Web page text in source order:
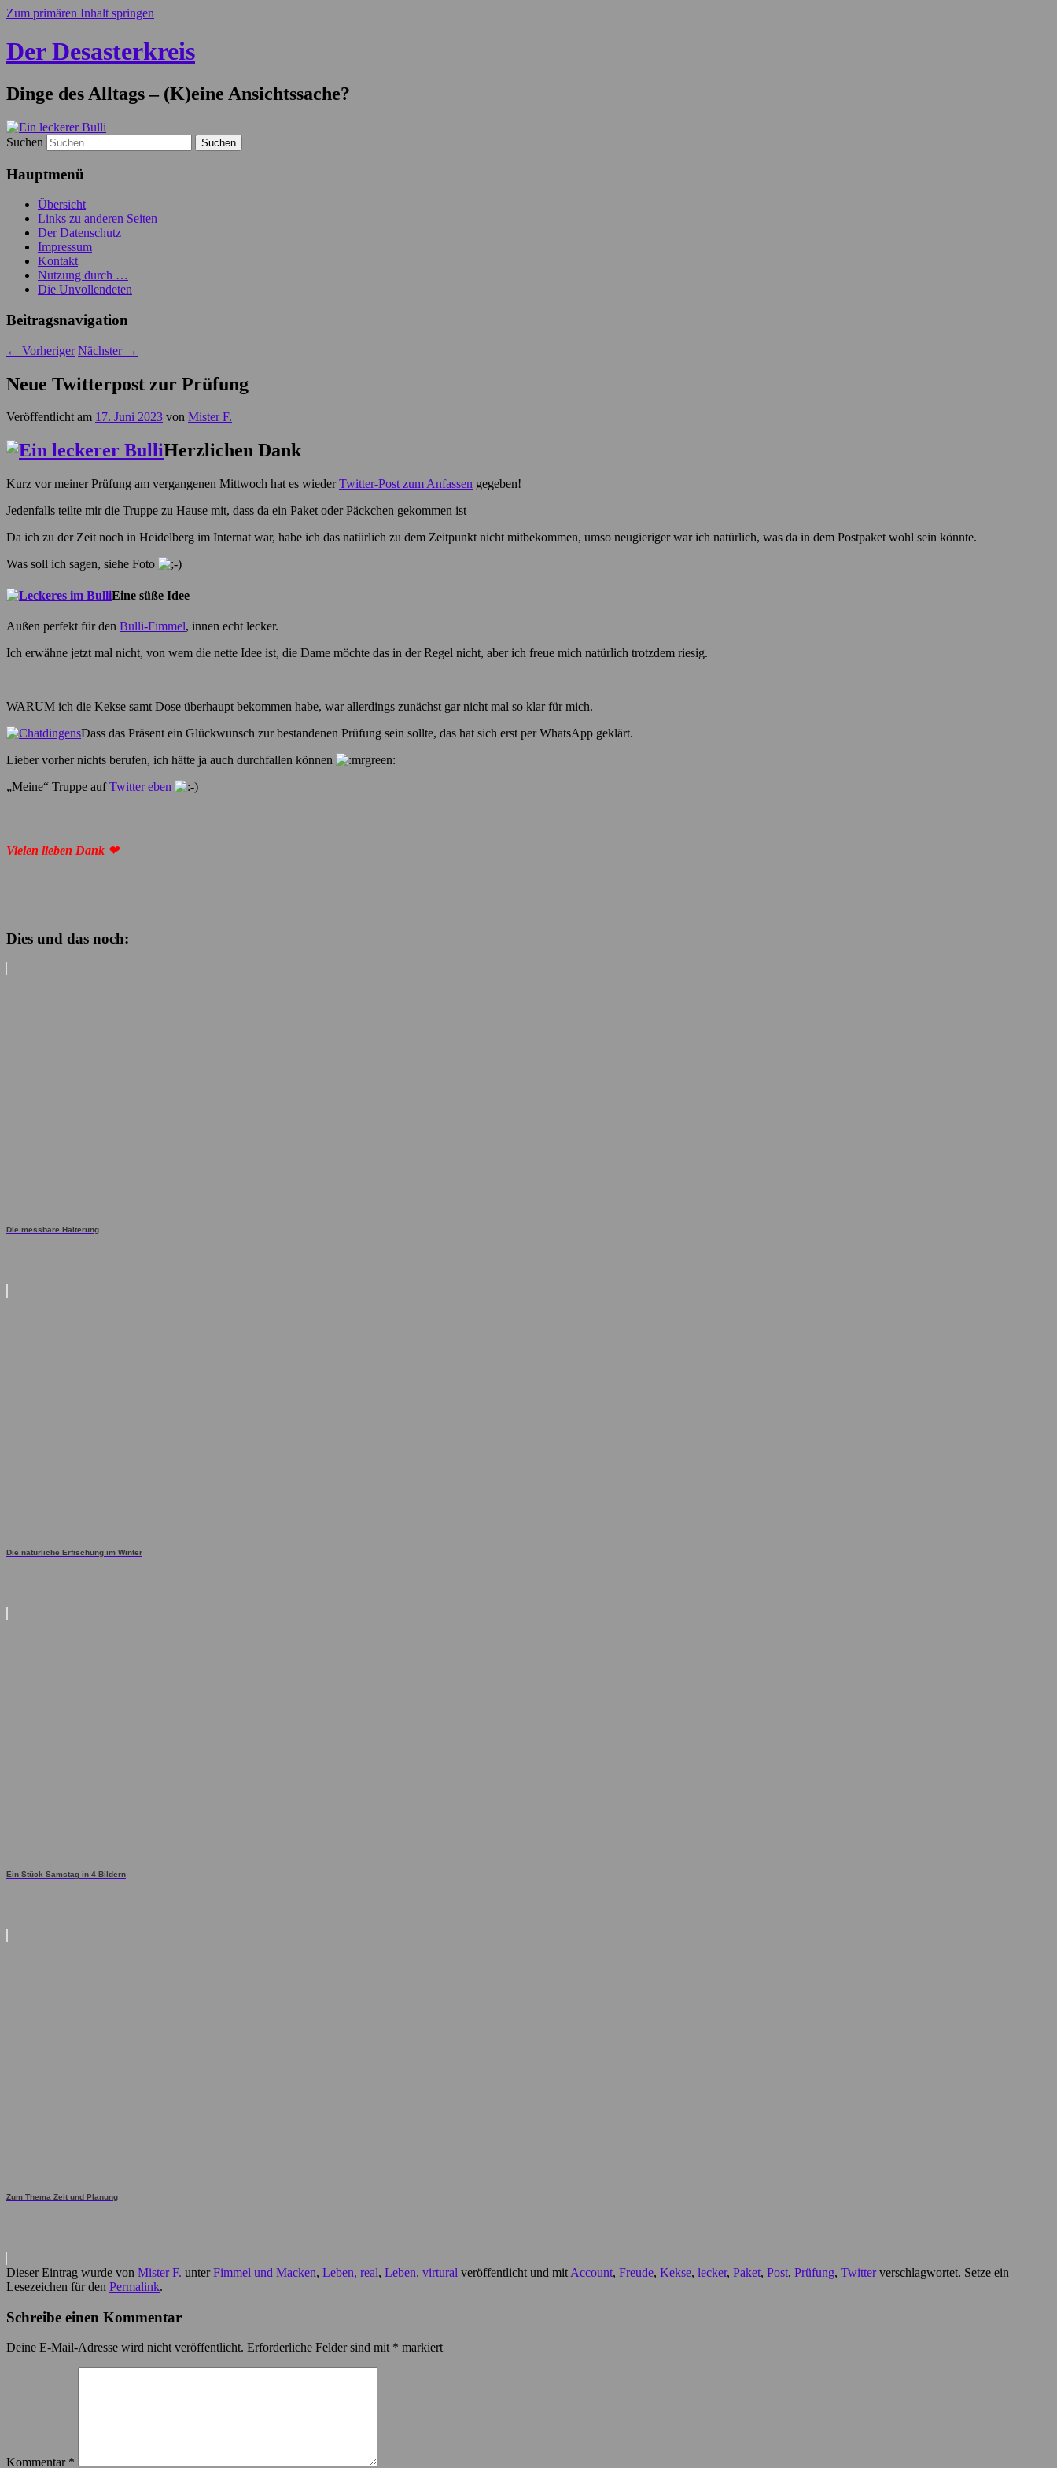
Zum primären Inhalt springen
Der Desasterkreis
Dinge des Alltags – (K)eine Ansichtssache?
Suchen
Hauptmenü
Übersicht
Links zu anderen Seiten
Der Datenschutz
Impressum
Kontakt
Nutzung durch …
Die Unvollendeten
Beitragsnavigation
← Vorheriger Nächster →
Neue Twitterpost zur Prüfung
Veröffentlicht am 17. Juni 2023 von Mister F.
Herzlichen Dank
Kurz vor meiner Prüfung am vergangenen Mittwoch hat es wiederTwitter-Post zum Anfassen gegeben!
Jedenfalls teilte mir die Truppe zu Hause mit, dass da ein Paket oder Päckchen gekommen ist
Da ich zu der Zeit noch in Heidelberg im Internat war, habe ich das natürlich zu dem Zeitpunkt nicht mitbekommen, umso neugieriger war ich natürlich, was da in dem Postpaket wohl sein könnte.
Was soll ich sagen, siehe Foto
Eine süße Idee
Außen perfekt für den Bulli-Fimmel, innen echt lecker.
Ich erwähne jetzt mal nicht, von wem die nette Idee ist, die Dame möchte das in der Regel nicht, aber ich freue mich natürlich trotzdem riesig.
WARUM ich die Kekse samt Dose überhaupt bekommen habe, war allerdings zunächst gar nicht mal so klar für mich.
Dass das Präsent ein Glückwunsch zur bestandenen Prüfung sein sollte, das hat sich erst per WhatsApp geklärt.
Lieber vorher nichts berufen, ich hätte ja auch durchfallen können
„Meine“ Truppe aufTwitter eben
Vielen lieben Dank ❤
Dies und das noch:
Die messbare Halterung
Die natürliche Erfischung im Winter
Ein Stück Samstag in 4 Bildern
Zum Thema Zeit und Planung
Dieser Eintrag wurde von Mister F. unterFimmel und Macken, Leben, real, Leben, virtural veröffentlicht und mit Account, Freude, Kekse, lecker, Paket, Post, Prüfung, Twitterverschlagwortet. Setze ein
Lesezeichen für den Permalink.
Schreibe einen Kommentar
Deine E-Mail-Adresse wird nicht veröffentlicht. Erforderliche Felder sind mit * markiert
Kommentar *